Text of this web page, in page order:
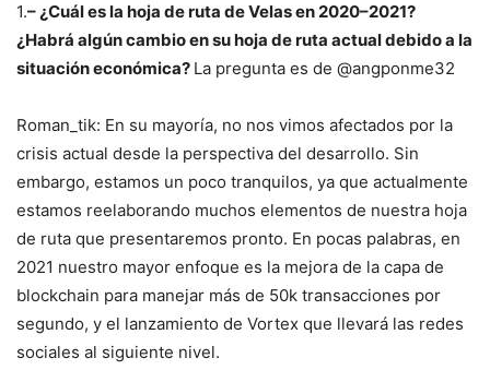
1.– ¿Cuál es la hoja de ruta de Velas en 2020–2021?
¿Habrá algún cambio en su hoja de ruta actual debido a la
situación económica? La pregunta es de @angponme32
Roman_tik: En su mayoría, no nos vimos afectados por la
crisis actual desde la perspectiva del desarrollo. Sin
embargo, estamos un poco tranquilos, ya que actualmente
estamos reelaborando muchos elementos de nuestra hoja
de ruta que presentaremos pronto. En pocas palabras, en
2021 nuestro mayor enfoque es la mejora de la capa de
blockchain para manejar más de 50k transacciones por
segundo, y el lanzamiento de Vortex que llevará las redes
sociales al siguiente nivel.